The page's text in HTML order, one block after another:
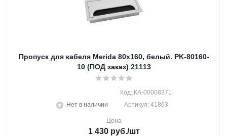
Пропуск для кабеля Merida 80х160, белый. PK-80160-
10 (ПОД заказ) 21113
Нет в наличии
Код: КА-00008371
Артикул: 41863
Цена
1 430 руб./шт